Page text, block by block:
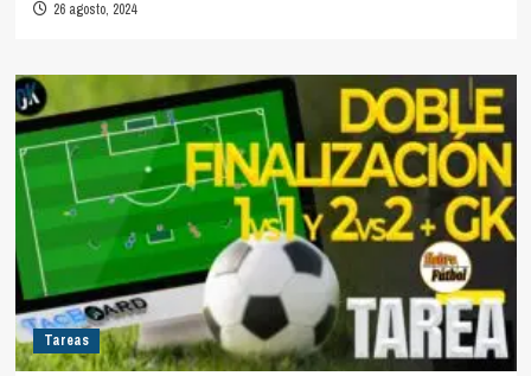
26 agosto, 2024
Tareas